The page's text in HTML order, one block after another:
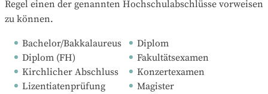
Regel einen der genannten Hochschulabschlüsse vorweisen
zu können.
Bachelor/Bakkalaureus
Diplom
Diplom (FH)
Fakultätsexamen
Kirchlicher Abschluss
Konzertexamen
Lizentiatenprüfung
Magister